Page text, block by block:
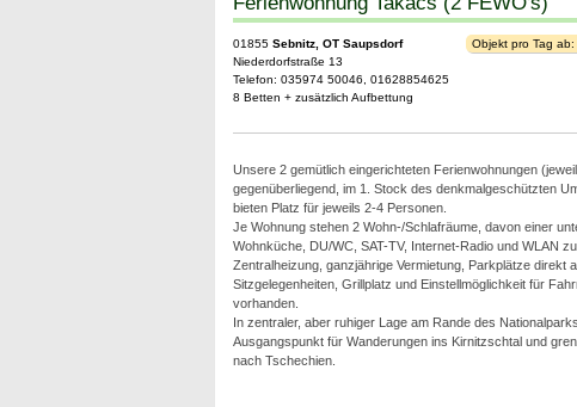
01855 Sebnitz, OT Saupsdorf
Niederdorfstraße 13
Telefon: 035974 50046, 01628854625
8 Betten + zusätzlich Aufbettung
Objekt pro Tag ab:
Unsere 2 gemütlich eingerichteten Ferienwohnungen
gegenüberliegend, im 1. Stock des denkmalgeschützten
bieten Platz für jeweils 2-4 Personen.
Je Wohnung stehen 2 Wohn-/Schlafräume, davon einer
Wohnküche, DU/WC, SAT-TV, Internet-Radio und WLAN
Zentralheizung, ganzjährige Vermietung, Parkplätze direkt
Sitzgelegenheiten, Grillplatz und Einstellmöglichkeit für
vorhanden.
In zentraler, aber ruhiger Lage am Rande des
Ausgangspunkt für Wanderungen ins Kirnitzschtal und
nach Tschechien.